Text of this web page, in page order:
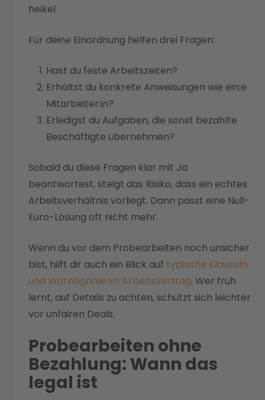
heikel.
Für deine Einordnung helfen drei Fragen:
Hast du feste Arbeitszeiten?
Erhältst du konkrete Anweisungen wie ein:e
Mitarbeiter:in?
Erledigst du Aufgaben, die sonst bezahlte
Beschäftigte übernehmen?
Sobald du diese Fragen klar mit Ja
beantwortest, steigt das Risiko, dass ein echtes
Arbeitsverhältnis vorliegt. Dann passt eine Null-
Euro-Lösung oft nicht mehr.
Wenn du vor dem Probearbeiten noch unsicher
bist, hilft dir auch ein Blick auf typische Klauseln
und Warnsignale im Arbeitsvertrag. Wer früh
lernt, auf Details zu achten, schützt sich leichter
vor unfairen Deals.
Probearbeiten ohne
Bezahlung: Wann das
legal ist